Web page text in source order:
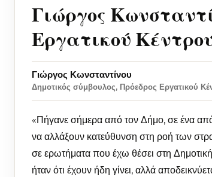
Γιώργος
Εργατικού
Γιώργος Κωνσταντίνου
Δημοτικός σύμβουλος, Πρόεδρος Εργατικού
«Πήγανε σήμερα από τον Δήμο, σε ένα
να αλλάξουν κατεύθυνση στη ροή των
σε ερωτήματα που έχω θέσει στη
ήταν ότι έχουν ήδη γίνει, αλλά